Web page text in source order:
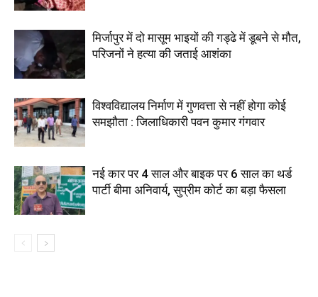
मिर्जापुर में दो मासूम भाइयों की गड्ढे में डूबने से मौत,
परिजनों ने हत्या की जताई आशंका
विश्वविद्यालय निर्माण में गुणवत्ता से नहीं होगा कोई
समझौता : जिलाधिकारी पवन कुमार गंगवार
नई कार पर 4 साल और बाइक पर 6 साल का थर्ड
पार्टी बीमा अनिवार्य, सुप्रीम कोर्ट का बड़ा फैसला